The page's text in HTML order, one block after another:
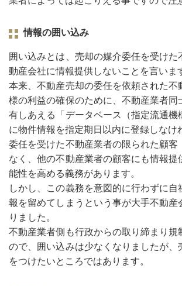
情報の囲い込み
囲い込みとは、売却の媒介委任を受けた
動産会社に情報提供しないことを言いま
本来、不動産売却の委任を依頼された不
様の利益の確保のために、不動産業者同
有しあえる「データベース（指定流通機
に物件情報を指定期日以内に登録しなけ
委任を受けた不動産業者の限られた顧客
なく、他の不動産業者の顧客にも情報提
能性を高める義務があります。
しかし、この義務を意図的に行わずに
報を留めてしまうという事が大手不動産
りました。
不動産業者側も行政からの取り締まり規
ので、囲い込みは少なくなりましたが、
をつけたいところではあります。